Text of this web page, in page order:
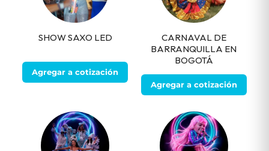
SHOW SAXO LED
Agregar a cotización
CARNAVAL DE
BARRANQUILLA EN
BOGOTÁ
Agregar a cotización